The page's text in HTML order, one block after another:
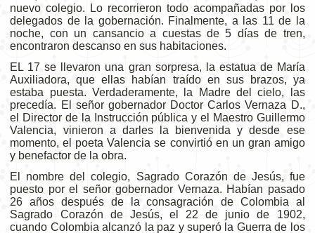
nuevo colegio. Lo recorrieron todo acompañadas por los
delegados de la gobernación. Finalmente, a las 11 de la
noche, con un cansancio a cuestas de 5 días de tren,
encontraron descanso en sus habitaciones.
EL 17 se llevaron una gran sorpresa, la estatua de María
Auxiliadora, que ellas habían traído en sus brazos, ya
estaba puesta. Verdaderamente, la Madre del cielo, las
precedía. El señor gobernador Doctor Carlos Vernaza D.,
el Director de la Instrucción pública y el Maestro Guillermo
Valencia, vinieron a darles la bienvenida y desde ese
momento, el poeta Valencia se convirtió en un gran amigo
y benefactor de la obra.
El nombre del colegio, Sagrado Corazón de Jesús, fue
puesto por el señor gobernador Vernaza. Habían pasado
26 años después de la consagración de Colombia al
Sagrado Corazón de Jesús, el 22 de junio de 1902,
cuando Colombia alcanzó la paz y superó la Guerra de los